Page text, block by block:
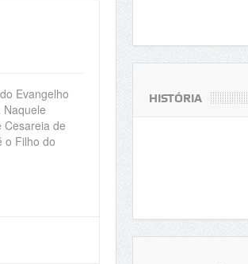
Evangelho
Cesareia de
o Filho do
HISTÓRIA